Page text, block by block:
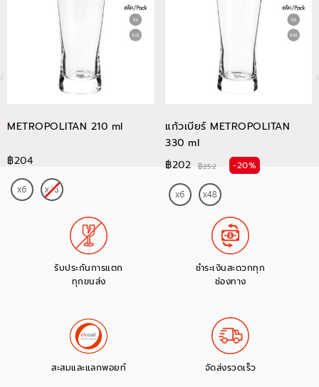
METROPOLITAN 210 ml
฿204
แก้วเบียร์ METROPOLITAN
330 ml
฿202
฿252 -20%
รับประกันการแตก
ทุกขนส่ง
ชำระเงินสะดวกทุก
ช่องทาง
สะสมและแลกพอยท์ จัดส่งรวดเร็ว